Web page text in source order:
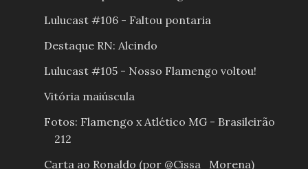
Lulucast #106 - Faltou pontaria
Destaque RN: Alcindo
Lulucast #105 - Nosso Flamengo voltou!
Vitória maiúscula
Fotos: Flamengo x Atlético MG - Brasileirão
212
Carta ao Ronaldo (por @Cissa_Morena)